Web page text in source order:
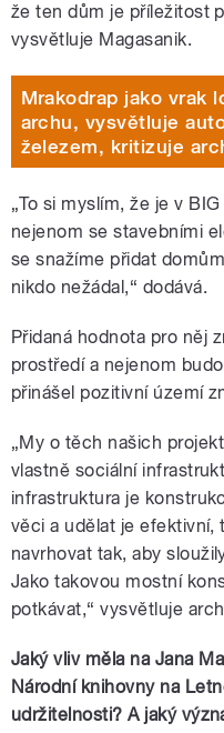
že ten dům je příležitost
vysvětluje Magasanik.
Mrakodrap jako vrak
archu, vysvětluje
železem, kritizuje
„To si myslím, že je v
nejenom se stavebními
se snažíme přidat
nikdo nežádal,“ dodává.
Přidaná hodnota pro něj
prostředí a nejenom
přinášel pozitivní území
„My o těch našich
vlastně sociální
infrastruktura je
věci a udělat je efektivní,
navrhovat tak, aby
Jako takovou mostní
potkávat,“ vysvětluje
Jaký vliv měla na Jana
Národní knihovny na
udržitelnosti? A jaký